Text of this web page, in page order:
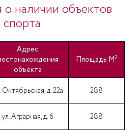
наличии объектов
спорта
Адрес
объекта
Площадь М2
Октябрьская, д. 22а 288
ул. Аграрная, д. 6 288